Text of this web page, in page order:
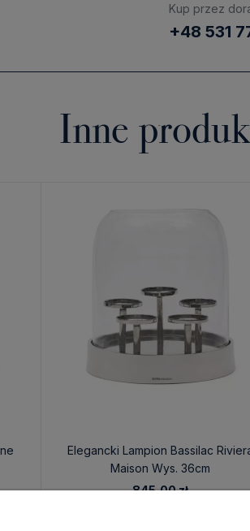
Kup przez
+48 531
Inne
Elegancki Lampion Bassilac
Maison Wys. 36cm
845,00 zł